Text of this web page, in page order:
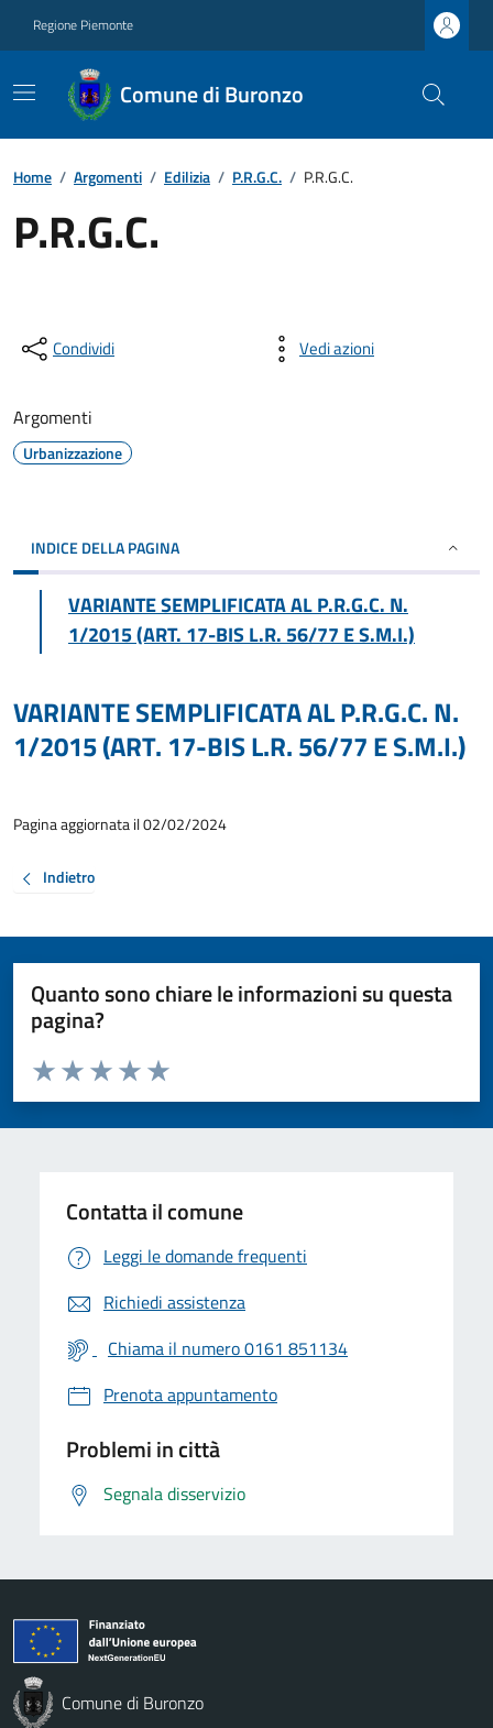
Regione Piemonte
Comune di Buronzo
Home / Argomenti / Edilizia / P.R.G.C. / P.R.G.C.
P.R.G.C.
Condividi Vedi azioni
Argomenti
Urbanizzazione
INDICE DELLA PAGINA
VARIANTE SEMPLIFICATA AL P.R.G.C. N.
1/2015 (ART. 17-BIS L.R. 56/77 E S.M.I.)
VARIANTE SEMPLIFICATA AL P.R.G.C. N.
1/2015 (ART. 17-BIS L.R. 56/77 E S.M.I.)
Pagina aggiornata il 02/02/2024
Indietro
Quanto sono chiare le informazioni su questa
pagina?
Valuta da 1 a 5 stelle la pagina
Valuta 5 stelle su 5
Valuta 4 stelle su 5
Valuta 3 stelle su 5
Valuta 2 stelle su 5
Valuta 1 stelle su 5
Contatta il comune
Leggi le domande frequenti
Richiedi assistenza
Chiama il numero 0161 851134
Prenota appuntamento
Problemi in città
Segnala disservizio
Comune di Buronzo